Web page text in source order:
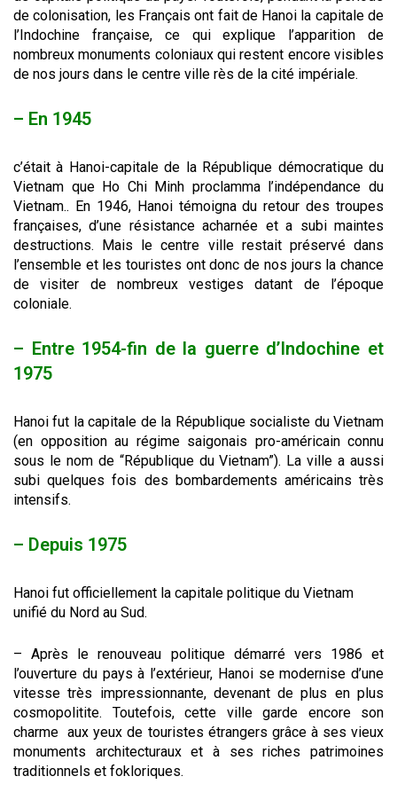
de colonisation, les Français ont fait de Hanoi la capitale de
l’Indochine française, ce qui explique l’apparition de
nombreux monuments coloniaux qui restent encore visibles
de nos jours dans le centre ville rès de la cité impériale.
– En 1945
c’était à Hanoi-capitale de la République démocratique du
Vietnam que Ho Chi Minh proclamma l’indépendance du
Vietnam.. En 1946, Hanoi témoigna du retour des troupes
françaises, d’une résistance acharnée et a subi maintes
destructions. Mais le centre ville restait préservé dans
l’ensemble et les touristes ont donc de nos jours la chance
de visiter de nombreux vestiges datant de l’époque
coloniale.
– Entre 1954-fin de la guerre d’Indochine et
1975
Hanoi fut la capitale de la République socialiste du Vietnam
(en opposition au régime saigonais pro-américain connu
sous le nom de “République du Vietnam”). La ville a aussi
subi quelques fois des bombardements américains très
intensifs.
– Depuis 1975
Hanoi fut officiellement la capitale politique du Vietnam
unifié du Nord au Sud.
– Après le renouveau politique démarré vers 1986 et
l’ouverture du pays à l’extérieur, Hanoi se modernise d’une
vitesse très impressionnante, devenant de plus en plus
cosmopolitite. Toutefois, cette ville garde encore son
charme aux yeux de touristes étrangers grâce à ses vieux
monuments architecturaux et à ses riches patrimoines
traditionnels et fokloriques.